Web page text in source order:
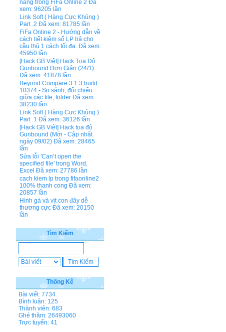
năng trong FiFa Online 2 Đã
xem: 96205 lần
Link Soft ( Hàng Cực Khủng )
Part .2 Đã xem: 81785 lần
FiFa Online 2 - Hướng dẫn về
cách tiết kiệm số LP trả cho
cầu thủ 1 cách tối đa. Đã xem:
45950 lần
[Hack GB Việt] Hack Tọa Độ
Gunbound Đơn Giản (24/1)
Đã xem: 41878 lần
Beyond Compare 3.1.3 build
10374 - So sánh, đối chiếu
giữa các file, folder Đã xem:
38230 lần
Link Soft ( Hàng Cực Khủng )
Part .1 Đã xem: 36126 lần
[Hack GB Việt] Hack tọa độ
Gunbound (Mới - Cập nhật
ngày 09/02) Đã xem: 28465
lần
Sửa lỗi 'Can’t open the
specified file' trong Word,
Excel Đã xem: 27786 lần
cach kiem lp trong fifaonline2
100% thanh cong Đã xem:
20857 lần
Hình gà và vịt con đây dễ
thương cực Đã xem: 20150
lần
Tìm Kiếm
Thống Kê
Bài viết: 7734
Bình luận: 125
Thành viên: 683
Ghé thăm: 26493060
Trực tuyến: 41